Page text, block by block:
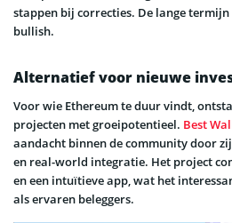
stappen bij correcties. De lange
bullish.
Alternatief voor nieuwe
Voor wie Ethereum te duur vindt,
projecten met groeipotentieel. Best
aandacht binnen de community door
en real-world integratie. Het project
en een intuïtieve app, wat het
als ervaren beleggers.